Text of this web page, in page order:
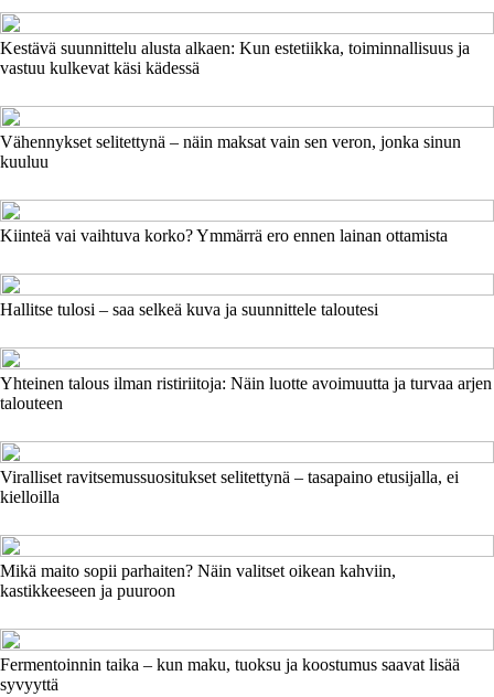
Kestävä suunnittelu alusta alkaen: Kun estetiikka, toiminnallisuus ja
vastuu kulkevat käsi kädessä
Vähennykset selitettynä – näin maksat vain sen veron, jonka sinun
kuuluu
Kiinteä vai vaihtuva korko? Ymmärrä ero ennen lainan ottamista
Hallitse tulosi – saa selkeä kuva ja suunnittele taloutesi
Yhteinen talous ilman ristiriitoja: Näin luotte avoimuutta ja turvaa arjen
talouteen
Viralliset ravitsemussuositukset selitettynä – tasapaino etusijalla, ei
kielloilla
Mikä maito sopii parhaiten? Näin valitset oikean kahviin,
kastikkeeseen ja puuroon
Fermentoinnin taika – kun maku, tuoksu ja koostumus saavat lisää
syvyyttä